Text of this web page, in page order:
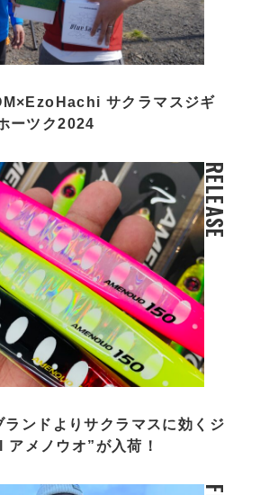
サクラマスジギ
ーツク2024
RELEASE
ランドよりサクラマスに効くジ
メノウオ”が入荷！